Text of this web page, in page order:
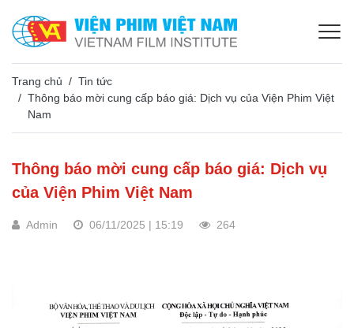
Trang chủ
Tin tức
Thông báo mời cung cấp báo giá: Dịch vụ của Viện Phim Việt
Nam
Thông báo mời cung cấp báo giá: Dịch vụ
của Viện Phim Việt Nam
Admin 06/11/2025 | 15:19 264